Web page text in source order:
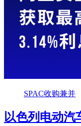
SPAC收购兼并
以色列电动汽